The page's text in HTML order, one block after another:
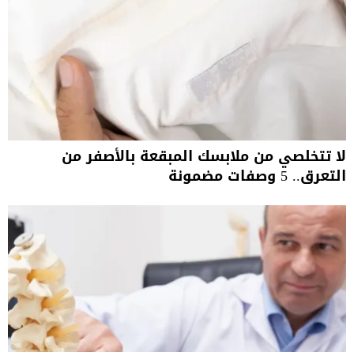
لا تتخلصي من ملابسك المبقعة بالأصفر من
التعرق.. 5 وصفات مضمونة